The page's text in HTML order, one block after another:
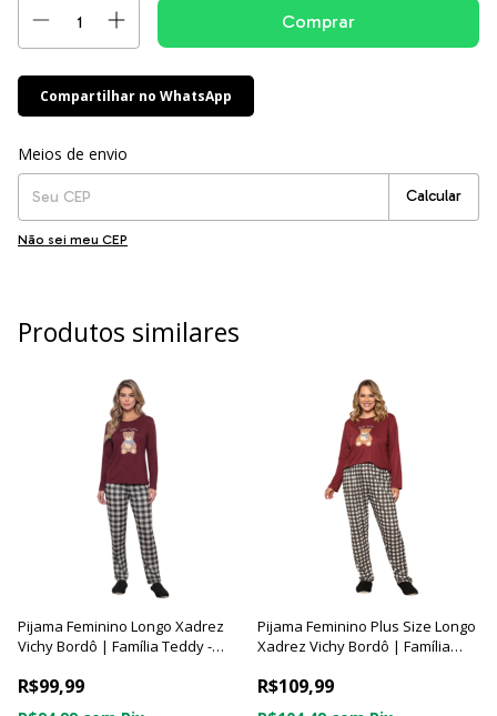
Compartilhar no WhatsApp
Entregas para o CEP:
Meios de envio
Calcular
Não sei meu CEP
Produtos similares
Pijama Feminino Longo Xadrez
Vichy Bordô | Família Teddy -
R$99,99
Pijama Feminino Plus Size Longo
Xadrez Vichy Bordô | Família
R$109,99